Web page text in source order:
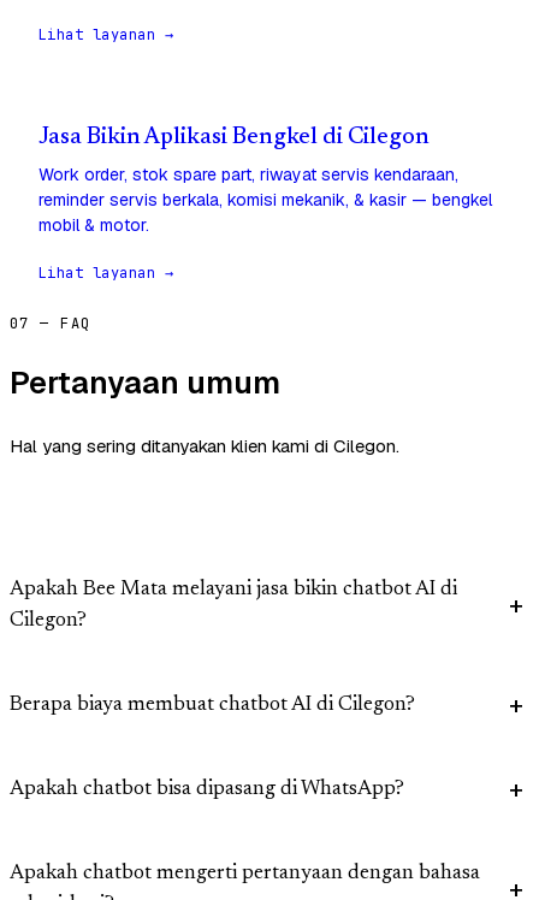
Lihat layanan →
Jasa Bikin Aplikasi Bengkel di Cilegon
Work order, stok spare part, riwayat servis kendaraan,
reminder servis berkala, komisi mekanik, & kasir — bengkel
mobil & motor.
Lihat layanan →
07 — FAQ
Pertanyaan umum
Hal yang sering ditanyakan klien kami di Cilegon.
Apakah Bee Mata melayani jasa bikin chatbot AI di
Cilegon?
Berapa biaya membuat chatbot AI di Cilegon?
Apakah chatbot bisa dipasang di WhatsApp?
Apakah chatbot mengerti pertanyaan dengan bahasa